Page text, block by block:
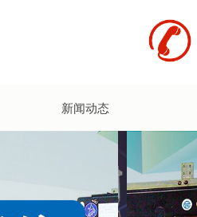
新闻动态